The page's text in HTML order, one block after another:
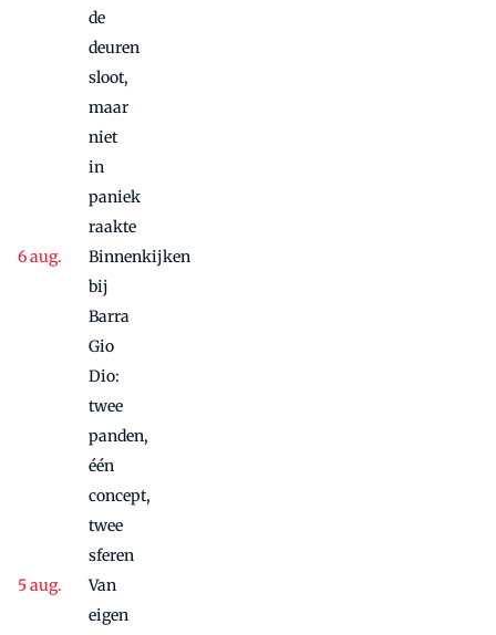
de
deuren
sloot,
maar
niet
in
paniek
raakte
Binnenkijken
bij
Barra
Gio
Dio:
twee
panden,
één
concept,
twee
sferen
Van
eigen